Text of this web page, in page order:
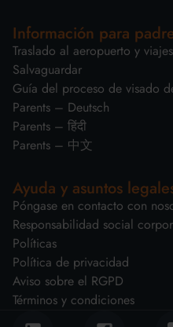
Información para
Traslado al aeropuerto y viajes
Salvaguardar
Guía del proceso de visado
Parents – Deutsch
Parents – हिंदी
Parents – 中文
Ayuda y asuntos
Póngase en contacto con
Responsabilidad social
Políticas
Política de privacidad
Aviso sobre el RGPD
Términos y condiciones